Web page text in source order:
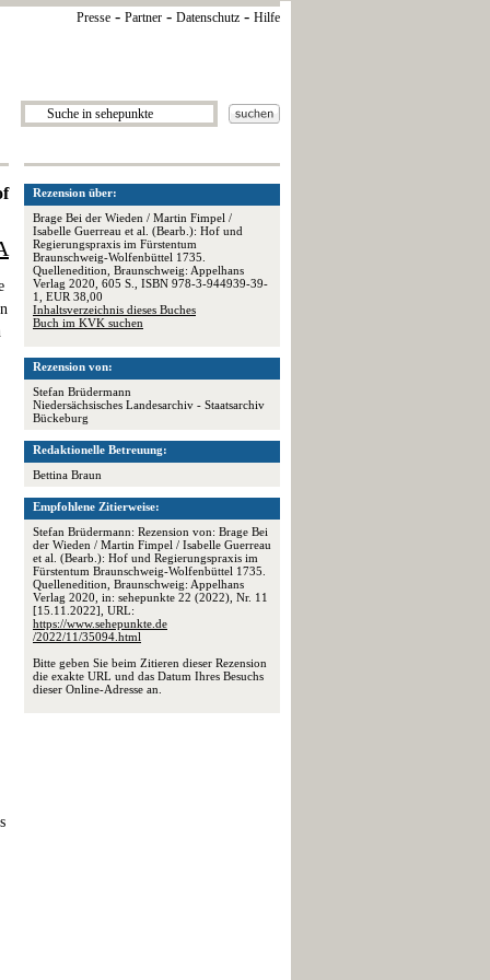
Presse - Partner - Datenschutz - Hilfe
Rezension über:
Brage Bei der Wieden / Martin Fimpel /
Isabelle Guerreau et al. (Bearb.): Hof und
Regierungspraxis im Fürstentum
Braunschweig-Wolfenbüttel 1735.
Quellenedition, Braunschweig: Appelhans
Verlag 2020, 605 S., ISBN 978-3-944939-39-
1, EUR 38,00
Inhaltsverzeichnis dieses Buches
Buch im KVK suchen
Rezension von:
Stefan Brüdermann
Niedersächsisches Landesarchiv - Staatsarchiv
Bückeburg
Redaktionelle Betreuung:
Bettina Braun
Empfohlene Zitierweise:
Stefan Brüdermann: Rezension von: Brage Bei
der Wieden / Martin Fimpel / Isabelle Guerreau
et al. (Bearb.): Hof und Regierungspraxis im
Fürstentum Braunschweig-Wolfenbüttel 1735.
Quellenedition, Braunschweig: Appelhans
Verlag 2020, in: sehepunkte 22 (2022), Nr. 11
[15.11.2022], URL:
https://www.sehepunkte.de
/2022/11/35094.html
Bitte geben Sie beim Zitieren dieser Rezension
die exakte URL und das Datum Ihres Besuchs
dieser Online-Adresse an.